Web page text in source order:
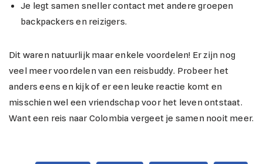
Je legt samen sneller contact met andere groepen
backpackers en reizigers.
Dit waren natuurlijk maar enkele voordelen! Er zijn nog
veel meer voordelen van een reisbuddy. Probeer het
anders eens en kijk of er een leuke reactie komt en
misschien wel een vriendschap voor het leven ontstaat.
Want een reis naar Colombia vergeet je samen nooit meer.